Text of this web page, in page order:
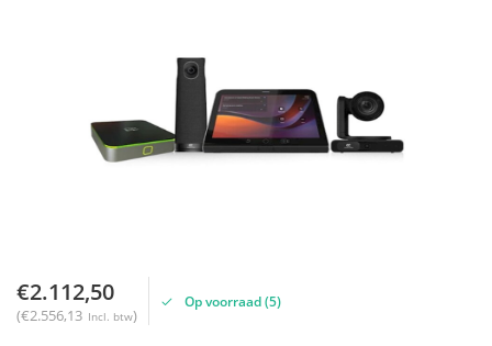
€2.112,50
(€2.556,13 Incl. btw)
Op voorraad (5)